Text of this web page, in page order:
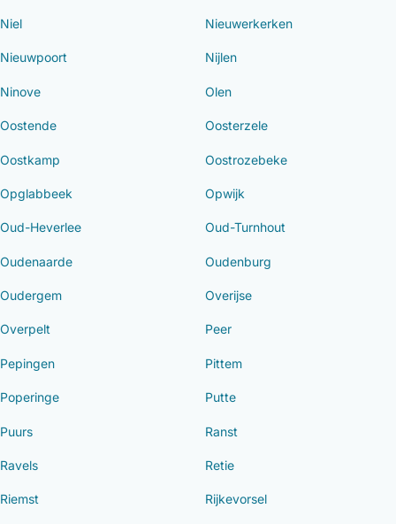
Niel Nieuwerkerken
Nieuwpoort Nijlen
Ninove Olen
Oostende Oosterzele
Oostkamp Oostrozebeke
Opglabbeek Opwijk
Oud-Heverlee Oud-Turnhout
Oudenaarde Oudenburg
Oudergem Overijse
Overpelt Peer
Pepingen Pittem
Poperinge Putte
Puurs Ranst
Ravels Retie
Riemst Rijkevorsel